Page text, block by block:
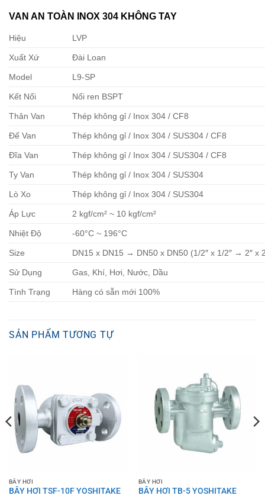
VAN AN TOÀN INOX 304 KHÔNG TAY
Hiệu LVP
Xuất Xứ Đài Loan
Model L9-SP
Kết Nối Nối ren BSPT
Thân Van Thép không gỉ / Inox 304 / CF8
Đế Van Thép không gỉ / Inox 304 / SUS304 / CF8
Đĩa Van Thép không gỉ / Inox 304 / SUS304 / CF8
Ty Van Thép không gỉ / Inox 304 / SUS304
Lò Xo Thép không gỉ / Inox 304 / SUS304
Áp Lực 2 kgf/cm² ~ 10 kgf/cm²
Nhiệt Độ -60°C ~ 196°C
Size DN15 x DN15 → DN50 x DN50 (1/2″ x 1/2″ → 2″ x
Sử Dụng Gas, Khí, Hơi, Nước, Dầu
Tình Trạng Hàng có sẵn mới 100%
SẢN PHẨM TƯƠNG TỰ
BẪY HƠI
BẪY HƠI TSF-10F YOSHITAKE
BẪY HƠI
BẪY HƠI TB-5 YOSHITAKE